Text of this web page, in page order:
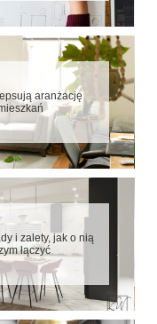
aranżację
i zalety, jak o nią
łączyć